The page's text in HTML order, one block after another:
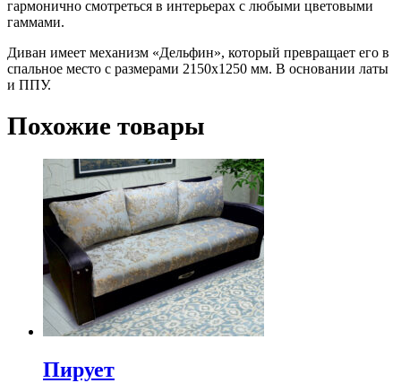
гармонично смотреться в интерьерах с любыми цветовыми
гаммами.
Диван имеет механизм «Дельфин», который превращает его в
спальное место с размерами 2150х1250 мм. В основании латы
и ППУ.
Похожие товары
Пирует